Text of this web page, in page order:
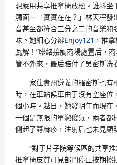
想應用共享推拿椅放松。誰料
觸面一「實實在在？」林天秤發
音甚至都符合三分之二的音樂
味。她細心分辨Enjoy121 ，推
瓦解！”聯絡接觸商場處置后，
管不外來，最后賠付了吳密斯洗
家住貴州遵義的羅密斯也有
時，在車站候車由于沒有空座位
個小時。越日，她發明年而現在
一個是無限的單戀傻氣，兩者
側起了蕁麻疹，注射后也未見顯
“對于片子院等候區的共享
推拿椅皮質可見部門停止按期擦